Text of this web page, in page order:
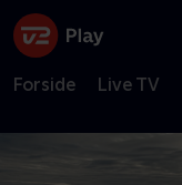
Forside Live TV